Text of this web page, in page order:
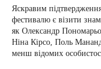
Яскравим
фестивалю є візити
як Олександр
Ніна Кірсо, Поль
менш відомих